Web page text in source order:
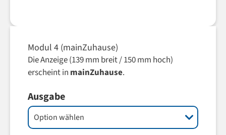
Modul 4 (mainZuhause)
Die Anzeige (139 mm breit / 150 mm hoch)
erscheint in mainZuhause.
Ausgabe